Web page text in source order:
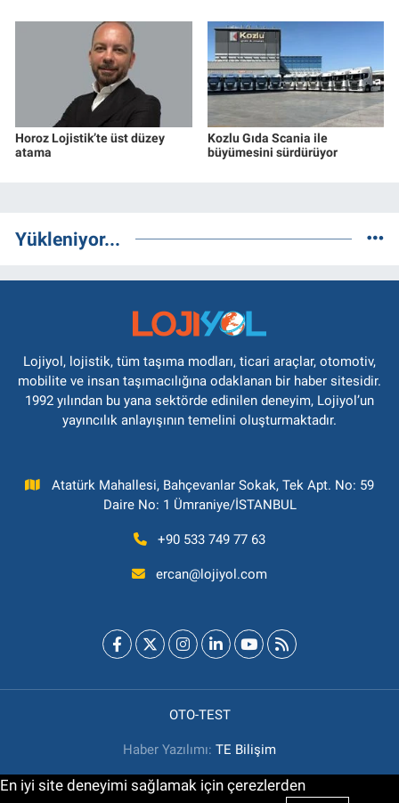
Horoz Lojistik’te üst düzey
atama
Kozlu Gıda Scania ile
büyümesini sürdürüyor
Yükleniyor...
Lojiyol, lojistik, tüm taşıma modları, ticari araçlar, otomotiv,
mobilite ve insan taşımacılığına odaklanan bir haber sitesidir.
1992 yılından bu yana sektörde edinilen deneyim, Lojiyol’un
yayıncılık anlayışının temelini oluşturmaktadır.
Atatürk Mahallesi, Bahçevanlar Sokak, Tek Apt. No: 59
Daire No: 1 Ümraniye/İSTANBUL
+90 533 749 77 63
ercan@lojiyol.com
OTO-TEST
Haber Yazılımı: TE Bilişim
En iyi site deneyimi sağlamak için çerezlerden